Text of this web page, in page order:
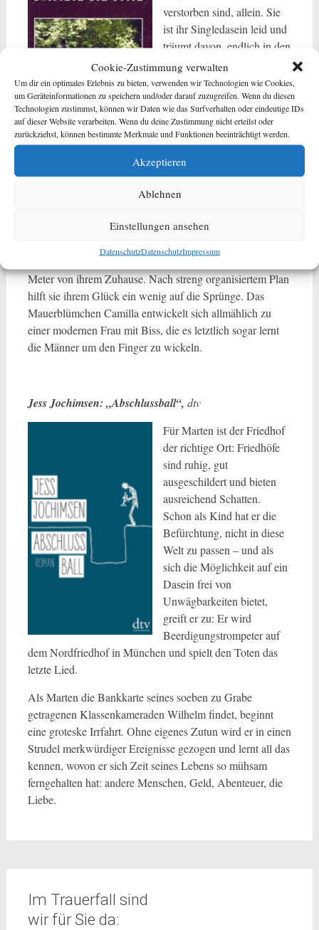
Cookie-Zustimmung verwalten
Um dir ein optimales Erlebnis zu bieten, verwenden wir Technologien wie Cookies,
um Geräteinformationen zu speichern und/oder darauf zuzugreifen. Wenn du diesen
Technologien zustimmst, können wir Daten wie das Surfverhalten oder eindeutige IDs
auf dieser Website verarbeiten. Wenn du deine Zustimmung nicht erteilst oder
zurückziehst, können bestimmte Merkmale und Funktionen beeinträchtigt werden.
Akzeptieren
Ablehnen
Einstellungen ansehen
DatenschutzDatenschutzImpressum
verstorben sind, allein. Sie
ist ihr Singledasein leid und
träumt davon, endlich in den
Hafen der Ehe einzulaufen.
Sämtliche bisherigen
Männerbekanntschaften
verliefen im Sande. Obwohl
sie nichts unversucht ließ:
Zeitungsanzeigen, Kneipen, Tanzlokale, Kirchenchor und
Verein. Eines Tages sieht sie im Fernsehen wie eine Frau,
Das ist die Lösung! Wieso nicht auch dort suchen, wo es
vor trauernden Witwern nur so wimmelt? Von da an
verbringt sie ihre freie Zeit auf dem Friedhof – nur wenige
Meter von ihrem Zuhause. Nach streng organisiertem Plan
hilft sie ihrem Glück ein wenig auf die Sprünge. Das
Mauerblümchen Camilla entwickelt sich allmählich zu
einer modernen Frau mit Biss, die es letztlich sogar lernt
die Männer um den Finger zu wickeln.
Jess Jochimsen: „Abschlussball“, dtv
Für Marten ist der Friedhof
der richtige Ort: Friedhöfe
sind ruhig, gut
ausgeschildert und bieten
ausreichend Schatten.
Schon als Kind hat er die
Befürchtung, nicht in diese
Welt zu passen – und als
sich die Möglichkeit auf ein
Dasein frei von
Unwägbarkeiten bietet,
greift er zu: Er wird
Beerdigungstrompeter auf
dem Nordfriedhof in München und spielt den Toten das
letzte Lied.
Als Marten die Bankkarte seines soeben zu Grabe
getragenen Klassenkameraden Wilhelm findet, beginnt
eine groteske Irrfahrt. Ohne eigenes Zutun wird er in einen
Strudel merkwürdiger Ereignisse gezogen und lernt all das
kennen, wovon er sich Zeit seines Lebens so mühsam
ferngehalten hat: andere Menschen, Geld, Abenteuer, die
Liebe.
Im Trauerfall sind
wir für Sie da: